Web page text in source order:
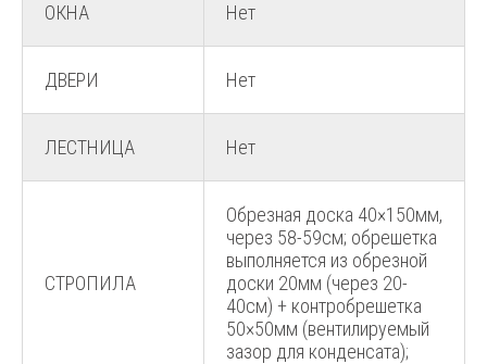
ОКНА Нет
ДВЕРИ Нет
ЛЕСТНИЦА Нет
СТРОПИЛА
Обрезная доска 40×150мм,
через 58-59см; обрешетка
выполняется из обрезной
доски 20мм (через 20-
40см) + контробрешетка
50×50мм (вентилируемый
зазор для конденсата);